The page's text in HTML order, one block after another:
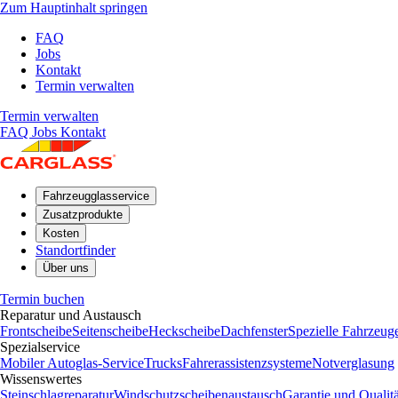
Zum Hauptinhalt springen
FAQ
Jobs
Kontakt
Termin verwalten
Termin verwalten
FAQ Jobs Kontakt
Fahrzeugglasservice
Zusatzprodukte
Kosten
Standortfinder
Über uns
Termin buchen
Reparatur und Austausch
FrontscheibeSeitenscheibeHeckscheibeDachfensterSpezielle
Spezialservice
Mobiler Autoglas-ServiceTrucksFahrerassistenzsystemeNotverglasung
Wissenswertes
SteinschlagreparaturWindschutzscheibenaustauschGarantie und